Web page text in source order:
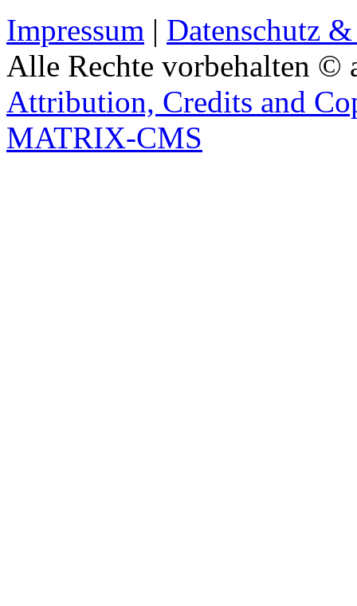
Impressum | Datenschutz
Alle Rechte vorbehalten ©
Attribution, Credits and
MATRIX-CMS